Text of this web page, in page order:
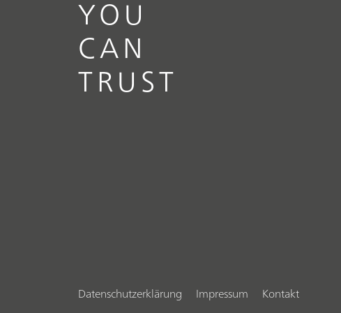
YOU
CAN
TRUST
Datenschutzerklärung Impressum Kontakt